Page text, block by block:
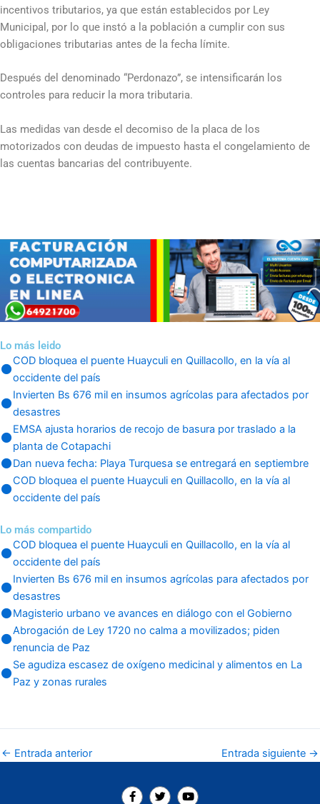
incentivos tributarios, ya que están establecidos por Ley
Municipal, por lo que instó a la población a cumplir con sus
obligaciones tributarias antes de la fecha límite.
Después del denominado “Perdonazo”, se intensificarán los
controles para reducir la mora tributaria.
Las medidas van desde el decomiso de la placa de los
motorizados con deudas de impuesto hasta el congelamiento de
las cuentas bancarias del contribuyente.
Lo más leido
COD bloquea el puente Huayculi en Quillacollo, en la vía al
occidente del país
Invierten Bs 676 mil en insumos agrícolas para afectados por
desastres
EMSA ajusta horarios de recojo de basura por traslado a la
planta de Cotapachi
Dan nueva fecha: Playa Turquesa se entregará en septiembre
COD bloquea el puente Huayculi en Quillacollo, en la vía al
occidente del país
Lo más compartido
COD bloquea el puente Huayculi en Quillacollo, en la vía al
occidente del país
Invierten Bs 676 mil en insumos agrícolas para afectados por
desastres
Magisterio urbano ve avances en diálogo con el Gobierno
Abrogación de Ley 1720 no calma a movilizados; piden
renuncia de Paz
Se agudiza escasez de oxígeno medicinal y alimentos en La
Paz y zonas rurales
← Entrada anterior Entrada siguiente →
F
a
T
w
Y
o